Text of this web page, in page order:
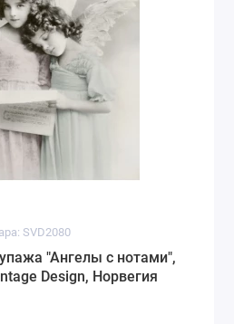
SVD2080
"Ангелы с нотами",
Design, Норвегия